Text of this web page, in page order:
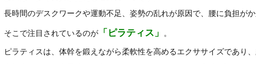
長時間のデスクワークや運動不足、姿勢の乱れが原因で、腰に負担がか
そこで注目されているのが 「ピラティス」 。
ピラティスは、体幹を鍛えながら柔軟性を高めるエクササイズであり